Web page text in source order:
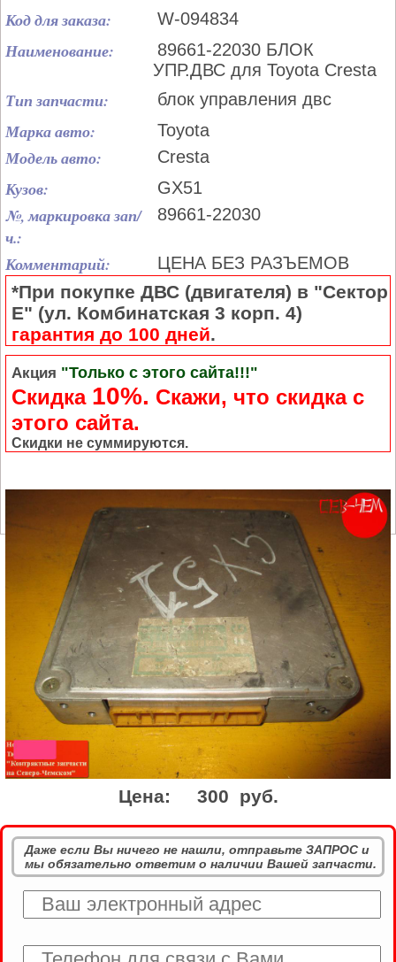
Код для заказа: W-094834
Наименование:
89661-22030 БЛОК
УПР.ДВС для Toyota Cresta
Тип запчасти: блок управления двс
Марка авто: Toyota
Модель авто: Cresta
Кузов: GX51
№, маркировка зап/
ч.:
89661-22030
Комментарий: ЦЕНА БЕЗ РАЗЪЕМОВ
*При покупке ДВС (двигателя) в "Сектор
Е" (ул. Комбинатская 3 корп. 4)
гарантия до 100 дней.
Акция "Только с этого сайта!!!"
Скидка 10%. Cкажи, что скидка с
этого сайта.
Скидки не суммируются.
Цена: 300 руб.
Даже если Вы ничего не нашли, отправьте ЗАПРОС и
мы обязательно ответим о наличии Вашей запчасти.